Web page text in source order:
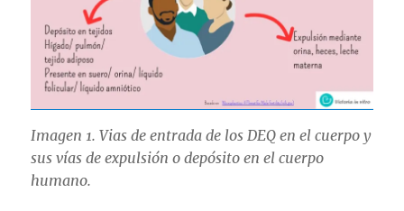
Imagen 1. Vias de entrada de los DEQ en el cuerpo y
sus vías de expulsión o depósito en el cuerpo
humano.